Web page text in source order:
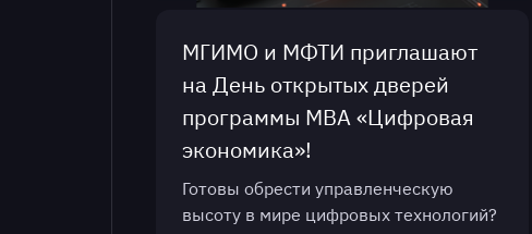
МГИМО и МФТИ приглашают
на День открытых дверей
программы МВА «Цифровая
экономика»!
Готовы обрести управленческую
высоту в мире цифровых технологий?